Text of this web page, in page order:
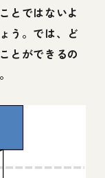
とではないよ
う。では、ど
とができるの